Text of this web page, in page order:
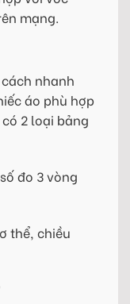
mạng.
nhanh
áo phù hợp
2 loại bảng
đo 3 vòng
thể, chiều